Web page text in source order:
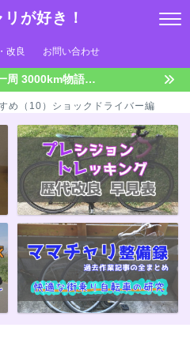
が好き！
改良 お問い合わせ
周 3000km物語…
め（10）ショックドライバー編